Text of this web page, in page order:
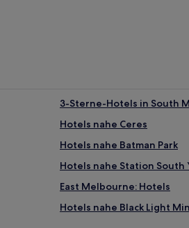
3-Sterne-Hotels in South
Hotels nahe Ceres
Hotels nahe Batman Park
Hotels nahe Station South
East Melbourne: Hotels
Hotels nahe Black Light